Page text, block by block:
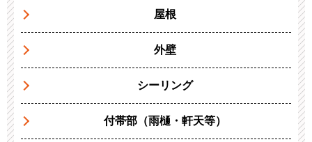
屋根
外壁
シーリング
付帯部（雨樋・軒天等）